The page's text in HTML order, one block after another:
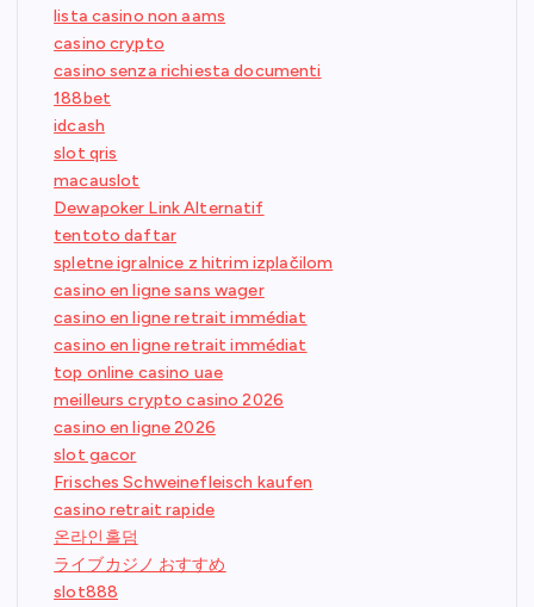
lista casino non aams
casino crypto
casino senza richiesta documenti
188bet
idcash
slot qris
macauslot
Dewapoker Link Alternatif
tentoto daftar
spletne igralnice z hitrim izplačilom
casino en ligne sans wager
casino en ligne retrait immédiat
casino en ligne retrait immédiat
top online casino uae
meilleurs crypto casino 2026
casino en ligne 2026
slot gacor
Frisches Schweinefleisch kaufen
casino retrait rapide
온라인홀덤
ライブカジノ おすすめ
slot888